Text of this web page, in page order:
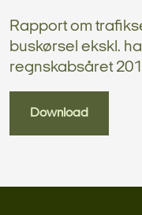
Rapport om
buskørsel ekskl.
regnskabsåret
Download